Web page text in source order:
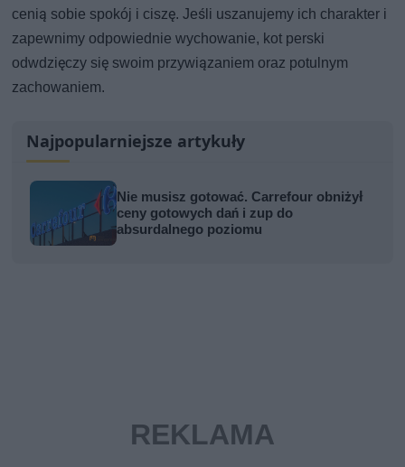
cenią sobie spokój i ciszę. Jeśli uszanujemy ich charakter i
zapewnimy odpowiednie wychowanie, kot perski
odwdzięczy się swoim przywiązaniem oraz potulnym
zachowaniem.
Najpopularniejsze artykuły
Nie musisz gotować. Carrefour obniżył
ceny gotowych dań i zup do
absurdalnego poziomu